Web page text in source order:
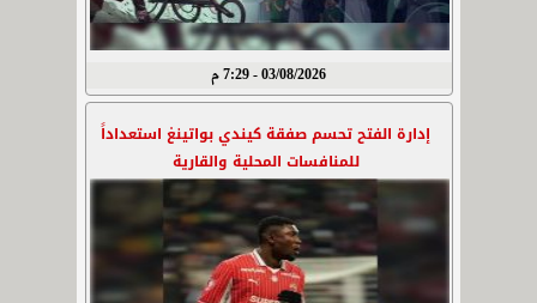
03/08/2026 - 7:29 م
إدارة الفتح تحسم صفقة كيندي بواتينغ استعداداً
للمنافسات المحلية والقارية